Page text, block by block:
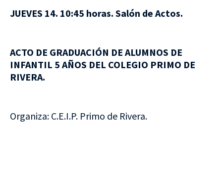
JUEVES 14. 10:45 horas. Salón de Actos.
ACTO DE GRADUACIÓN DE ALUMNOS DE
INFANTIL 5 AÑOS DEL COLEGIO PRIMO DE
RIVERA.
Organiza: C.E.I.P. Primo de Rivera.